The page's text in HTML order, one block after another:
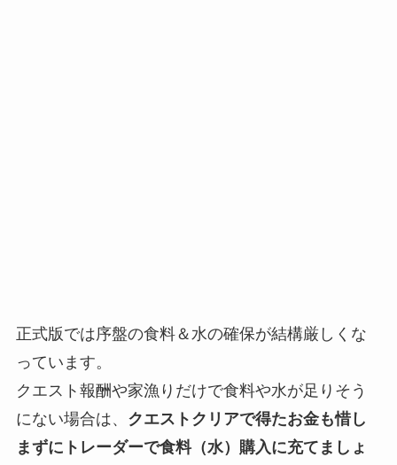
正式版では序盤の食料＆水の確保が結構厳しくな
っています。
クエスト報酬や家漁りだけで食料や水が足りそう
にない場合は、 クエストクリアで得たお金も惜し
まずにトレーダーで食料（水）購入に充てましょ